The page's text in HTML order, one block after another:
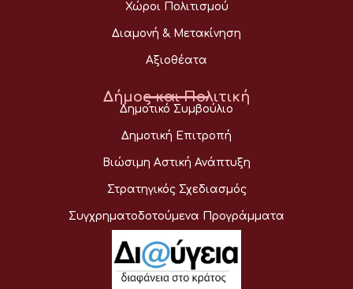
Χώροι Πολιτισμού
Διαμονή & Μετακίνηση
Αξιοθέατα
Δήμος και Πολιτική
Δημοτικό Συμβούλιο
Δημοτική Επιτροπή
Βιώσιμη Αστική Ανάπτυξη
Στρατηγικός Σχεδιασμός
Συγχρηματοδοτούμενα Προγράμματα